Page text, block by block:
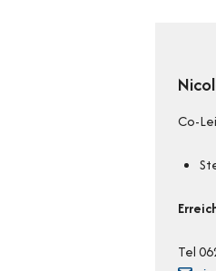
Co-
Tel